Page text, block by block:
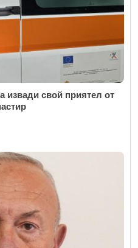
извади свой приятел от